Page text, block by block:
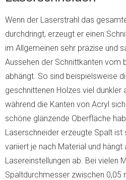
Wenn der Laserstrahl das
durchdringt, erzeugt er einen
im Allgemeinen sehr präzise und
Aussehen der Schnittkanten vom
abhängt. So sind beispielsweise
geschnittenen Holzes viel dunkler
während die Kanten von Acryl
schöne glänzende Oberfläche
Laserschneider erzeugte Spalt ist
variiert je nach Material und
Lasereinstellungen ab. Bei vielen
Spaltdurchmesser zwischen 0,05